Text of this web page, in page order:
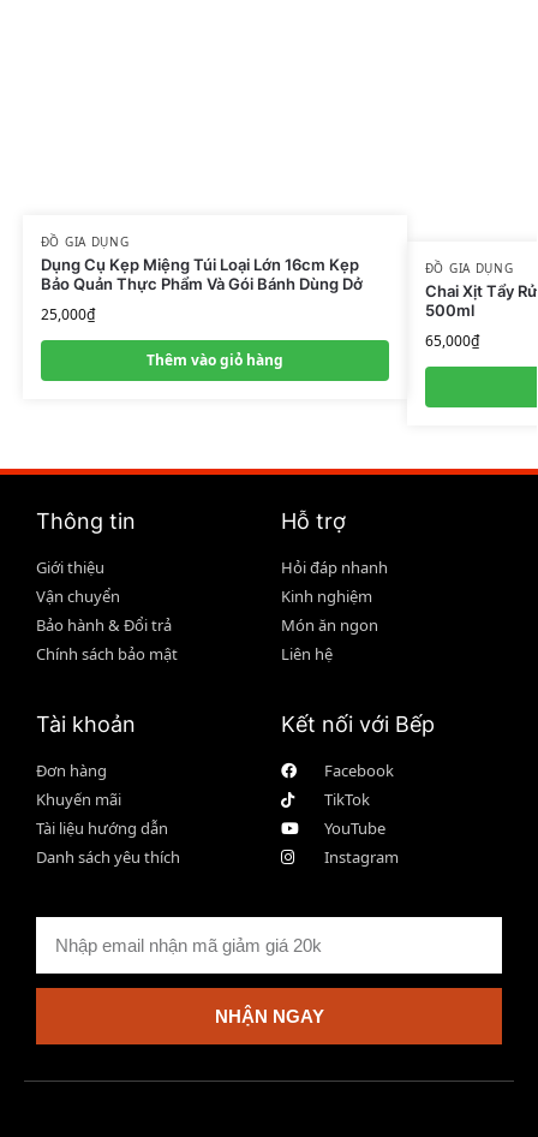
ĐỒ GIA DỤNG
Dụng Cụ Kẹp Miệng Túi Loại Lớn 16cm Kẹp
Bảo Quản Thực Phẩm Và Gói Bánh Dùng Dở
25,000₫
Thêm vào giỏ hàng
ĐỒ GIA DỤNG
Chai Xịt Tẩy
500ml
65,000₫
Thông tin
Giới thiệu
Vận chuyển
Bảo hành & Đổi trả
Chính sách bảo mật
Hỗ trợ
Hỏi đáp nhanh
Kinh nghiệm
Món ăn ngon
Liên hệ
Tài khoản
Đơn hàng
Khuyến mãi
Tài liệu hướng dẫn
Danh sách yêu thích
Kết nối với Bếp
Facebook
TikTok
YouTube
Instagram
NHẬN NGAY